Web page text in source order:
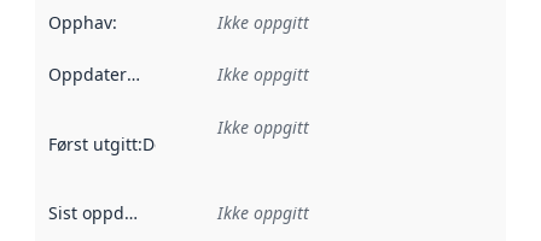
Opphav: Ikke oppgitt
Oppdateringsfrekvens :
Ikke oppgitt
Først utgitt:Denne datoen sier når dataene i dette
Ikke oppgitt
Sist oppdatert Ikke oppgitt